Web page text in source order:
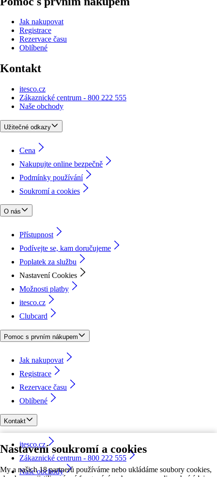
Nastavení soukromí a cookies
My a našich 18 partnerů používáme nebo ukládáme soubory cookies,
Jak nakupovat
Registrace
Rezervace času
Oblíbené
Kontakt
itesco.cz
Zákaznické centrum - 800 222 555
Naše obchody
Užitečné odkazy
Cena
Nakupujte online bezpečně
Podmínky používání
Soukromí a cookies
O nás
Přístupnost
Podívejte se, kam doručujeme
Poplatek za službu
Nastavení Cookies
Možnosti platby
itesco.cz
Clubcard
Pomoc s prvním nákupem
Jak nakupovat
Registrace
Rezervace času
Oblíbené
Kontakt
itesco.cz
Zákaznické centrum - 800 222 555
Naše obchody